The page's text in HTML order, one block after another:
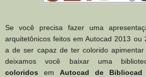
Se você precisa fazer uma
arquitetônicos feitos em Autocad 2013 ou
a de ser capaz de ter colorido apimentar
deixamos você baixar uma
coloridos em Autocad de Bibliocad